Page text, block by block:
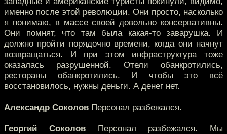
именно после этой революции. Они просто, насколько
я понимаю, в массе своей довольно консервативны.
Они помнят, что там была какая-то заварушка. И
должно пройти порядочно времени, когда они начнут
возвращаться. И при этом инфраструктура тоже
оказалась разрушенной. Отели обанкротились,
рестораны обанкротились. И чтобы это всё
восстановилось, нужны деньги. А денег нет.
Александр Соколов Персонал разбежался.
Георгий СоколовПерсонал разбежался. Мы